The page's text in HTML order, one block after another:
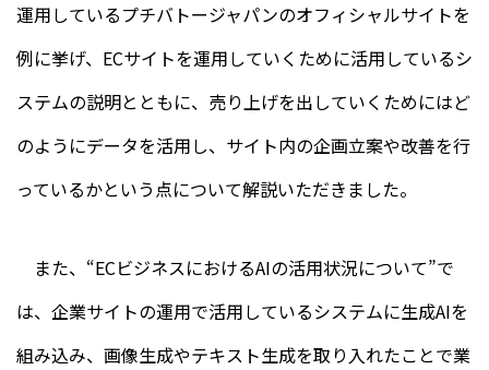
運用しているプチバトージャパンのオフィシャルサイトを
例に挙げ、ECサイトを運用していくために活用しているシ
ステムの説明とともに、売り上げを出していくためにはど
のようにデータを活用し、サイト内の企画立案や改善を行
っているかという点について解説いただきました。
また、“ECビジネスにおけるAIの活用状況について”で
は、企業サイトの運用で活用しているシステムに生成AIを
組み込み、画像生成やテキスト生成を取り入れたことで業